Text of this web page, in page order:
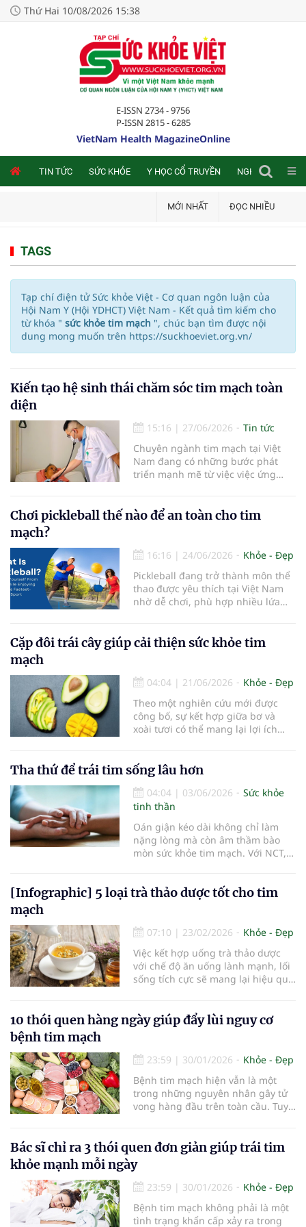
Thứ Hai 10/08/2026 15:38
E-ISSN 2734 - 9756
P-ISSN 2815 - 6285
VietNam Health MagazineOnline
TIN TỨC SỨC KHỎE Y HỌC CỔ TRUYỀN NGHIÊN CỨU
MỚI NHẤT ĐỌC NHIỀU
TAGS
Tạp chí điện tử Sức khỏe Việt - Cơ quan ngôn luận của
Hội Nam Y (Hội YDHCT) Việt Nam - Kết quả tìm kiếm cho
từ khóa " sức khỏe tim mạch ", chúc bạn tìm được nội
dung mong muốn trên https://suckhoeviet.org.vn/
Kiến tạo hệ sinh thái chăm sóc tim mạch toàn
diện
15:16 | 27/06/2026
Tin tức
Chuyên ngành tim mạch tại Việt
Nam đang có những bước phát
triển mạnh mẽ từ việc việc ứng
hiệu quả dự phòng và cứu sống
cộng đồng
Chơi pickleball thế nào để an toàn cho tim
mạch?
16:16 | 24/06/2026
Khỏe - Đẹp
Pickleball đang trở thành môn thể
thao được yêu thích tại Việt Nam
nhờ dễ chơi, phù hợp nhiều lứa
ngột có thể xảy ra ở cả người trẻ
lẫn trung niên nếu chủ quan với
Cặp đôi trái cây giúp cải thiện sức khỏe tim
mạch
04:04 | 21/06/2026
Khỏe - Đẹp
Theo một nghiên cứu mới được
công bố, sự kết hợp giữa bơ và
xoài tươi có thể mang lại lợi ích
Tha thứ để trái tim sống lâu hơn
04:04 | 03/06/2026
Sức khỏe
tinh thần
Oán giận kéo dài không chỉ làm
nặng lòng mà còn âm thầm bào
mòn sức khỏe tim mạch. Với NCT,
và bền bỉ hơn theo năm tháng...
[Infographic] 5 loại trà thảo dược tốt cho tim
mạch
07:10 | 23/02/2026
Khỏe - Đẹp
Việc kết hợp uống trà thảo dược
với chế độ ăn uống lành mạnh, lối
sống tích cực sẽ mang lại hiệu quả
10 thói quen hàng ngày giúp đẩy lùi nguy cơ
bệnh tim mạch
23:59 | 30/01/2026
Khỏe - Đẹp
Bệnh tim mạch hiện vẫn là một
trong những nguyên nhân gây tử
vong hàng đầu trên toàn cầu. Tuy
có thể được kiểm soát thông qua
lối sống. Những thói quen nhỏ
nhưng duy trì đều đặn mỗi ngày có
thể giúp giảm đáng kể rủi ro và cải
thiện sức khỏe tim mạch về lâu dài.
Bác sĩ chỉ ra 3 thói quen đơn giản giúp trái tim
khỏe mạnh mỗi ngày
23:59 | 30/01/2026
Khỏe - Đẹp
Bệnh tim mạch không phải là một
tình trạng khẩn cấp xảy ra trong